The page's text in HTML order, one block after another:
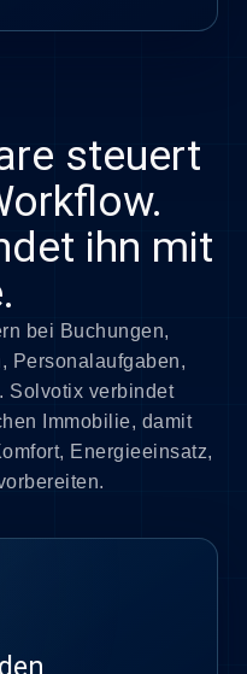
steuert
ihn mit
bei Buchungen,
Personalaufgaben,
Solvotix verbindet
Immobilie, damit
Energieeinsatz,